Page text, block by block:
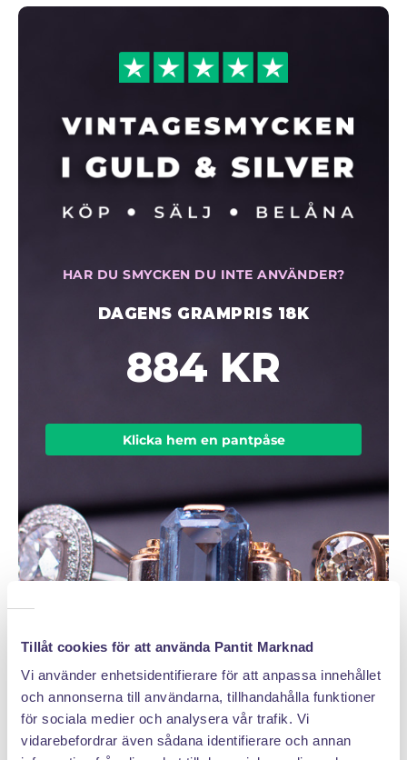
Tillåt cookies för att använda Pantit Marknad
Vi använder enhetsidentifierare för att anpassa innehållet
och annonserna till användarna, tillhandahålla funktioner
för sociala medier och analysera vår trafik. Vi
vidarebefordrar även sådana identifierare och annan
HAR DU SMYCKEN DU INTE ANVÄNDER?
DAGENS GRAMPRIS 18K
884 KR
Klicka hem en pantpåse